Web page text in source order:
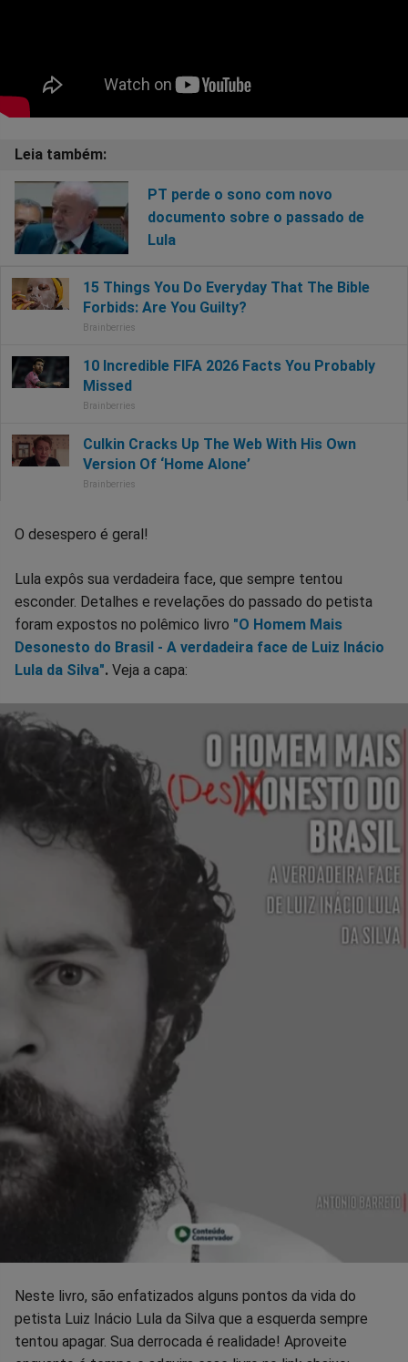
PT perde o sono com novo
documento sobre o passado de
Lula
O desespero é geral!
Lula expôs sua verdadeira face, que sempre tentou
esconder. Detalhes e revelações do passado do petista
foram expostos no polêmico livro "O Homem Mais
Desonesto do Brasil - A verdadeira face de Luiz Inácio
Lula da Silva". Veja a capa:
Neste livro, são enfatizados alguns pontos da vida do
petista Luiz Inácio Lula da Silva que a esquerda sempre
tentou apagar. Sua derrocada é realidade! Aproveite